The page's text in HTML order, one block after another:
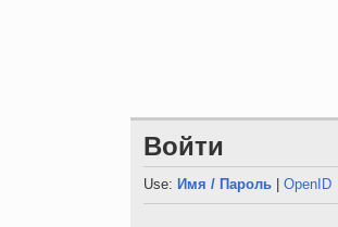
Войти
Use: Имя / Пароль |OpenID